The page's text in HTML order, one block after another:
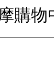
購